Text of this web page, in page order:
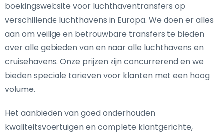
boekingswebsite voor luchthaventransfers op
verschillende luchthavens in Europa. We doen er alles
aan om veilige en betrouwbare transfers te bieden
over alle gebieden van en naar alle luchthavens en
cruisehavens. Onze prijzen zijn concurrerend en we
bieden speciale tarieven voor klanten met een hoog
volume.
Het aanbieden van goed onderhouden
kwaliteitsvoertuigen en complete klantgerichte,